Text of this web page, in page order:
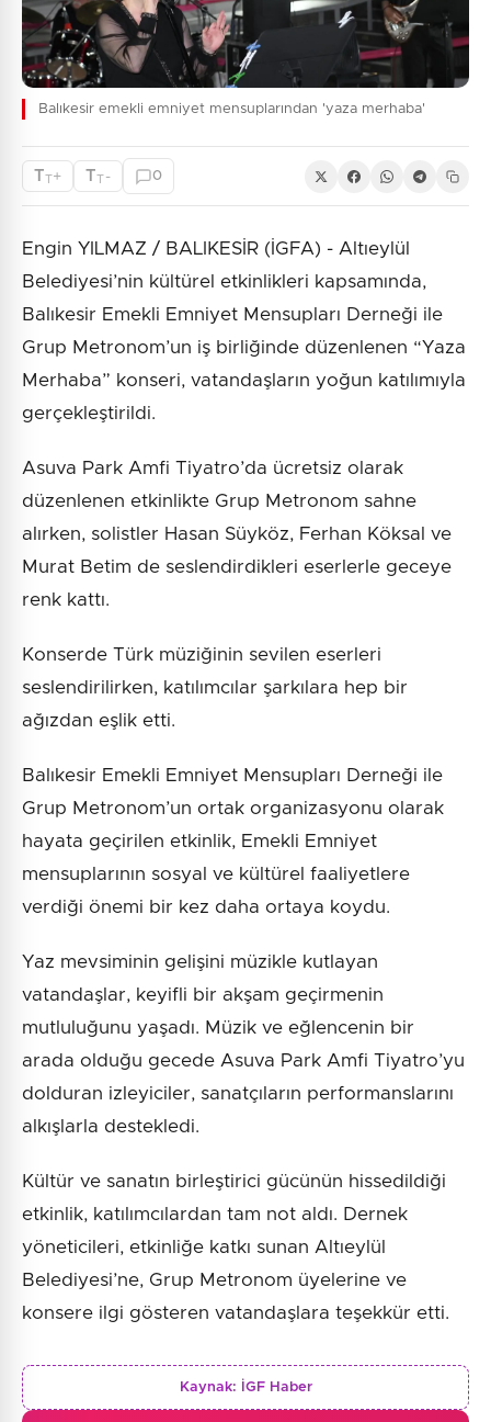
Balıkesir emekli emniyet mensuplarından 'yaza merhaba'
TT+ TT - 0
Engin YILMAZ / BALIKESİR (İGFA) - Altıeylül
Belediyesi’nin kültürel etkinlikleri kapsamında,
Balıkesir Emekli Emniyet Mensupları Derneği ile
Grup Metronom’un iş birliğinde düzenlenen “Yaza
Merhaba” konseri, vatandaşların yoğun katılımıyla
gerçekleştirildi.
Asuva Park Amfi Tiyatro’da ücretsiz olarak
düzenlenen etkinlikte Grup Metronom sahne
alırken, solistler Hasan Süyköz, Ferhan Köksal ve
Murat Betim de seslendirdikleri eserlerle geceye
renk kattı.
Konserde Türk müziğinin sevilen eserleri
seslendirilirken, katılımcılar şarkılara hep bir
ağızdan eşlik etti.
Balıkesir Emekli Emniyet Mensupları Derneği ile
Grup Metronom’un ortak organizasyonu olarak
hayata geçirilen etkinlik, Emekli Emniyet
mensuplarının sosyal ve kültürel faaliyetlere
verdiği önemi bir kez daha ortaya koydu.
Yaz mevsiminin gelişini müzikle kutlayan
vatandaşlar, keyifli bir akşam geçirmenin
mutluluğunu yaşadı. Müzik ve eğlencenin bir
arada olduğu gecede Asuva Park Amfi Tiyatro’yu
dolduran izleyiciler, sanatçıların performanslarını
alkışlarla destekledi.
Kültür ve sanatın birleştirici gücünün hissedildiği
etkinlik, katılımcılardan tam not aldı. Dernek
yöneticileri, etkinliğe katkı sunan Altıeylül
Belediyesi’ne, Grup Metronom üyelerine ve
konsere ilgi gösteren vatandaşlara teşekkür etti.
Kaynak: İGF Haber